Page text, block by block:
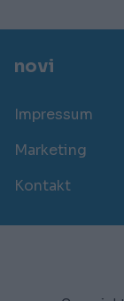
novi
Impressum
Marketing
Kontakt